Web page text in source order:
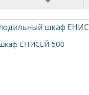
ЕНИСЕЙ 500